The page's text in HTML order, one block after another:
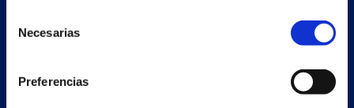
Necesarias
Preferencias